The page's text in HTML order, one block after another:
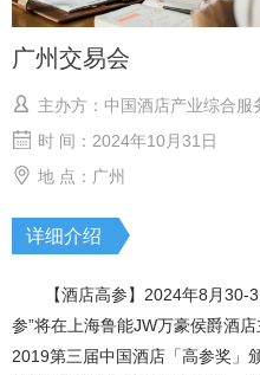
广州交易会
主办方：中国酒店产业综合服
时 间：2024年10月31日
地 点：广州
详细介绍
【酒店高参】2024年8月
参”将在上海鲁能JW万豪侯爵酒
2019第三届中国酒店「高参奖」